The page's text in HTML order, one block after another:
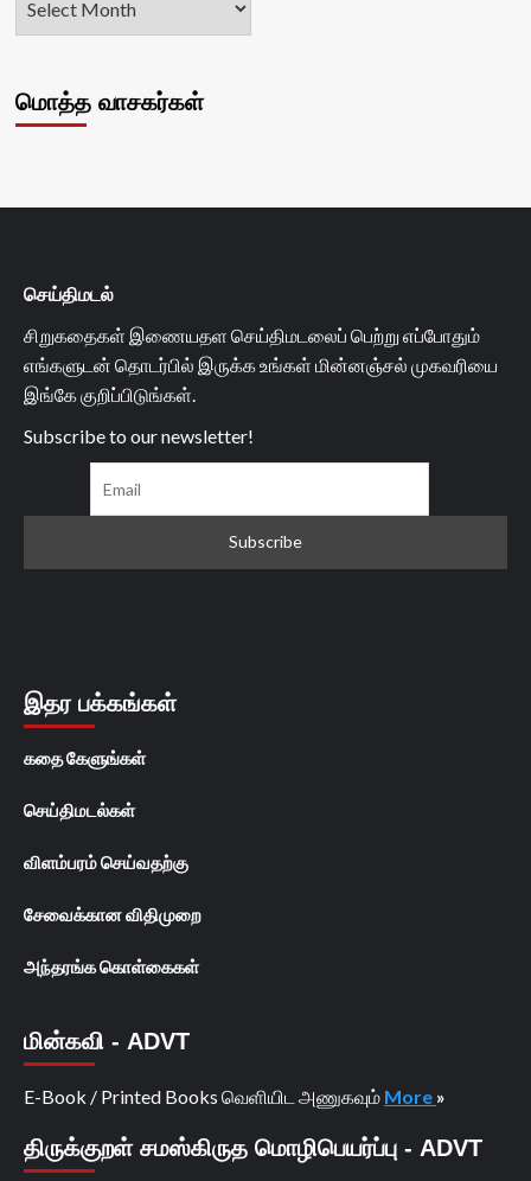
மொத்த வாசகர்கள்
செய்திமடல்
சிறுகதைகள் இணையதள செய்திமடலைப் பெற்று எப்போதும்
எங்களுடன் தொடர்பில் இருக்க உங்கள் மின்னஞ்சல் முகவரியை
இங்கே குறிப்பிடுங்கள்.
Subscribe to our newsletter!
இதர பக்கங்கள்
கதை கேளுங்கள்
செய்திமடல்கள்
விளம்பரம் செய்வதற்கு
சேவைக்கான விதிமுறை
அந்தரங்க கொள்கைகள்
மின்கவி - ADVT
E-Book / Printed Books வெளியிட அணுகவும் More »
திருக்குறள் சமஸ்கிருத மொழிபெயர்ப்பு - ADVT